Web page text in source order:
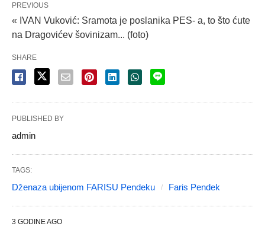
PREVIOUS
« IVAN Vuković: Sramota je poslanika PES- a, to što ćute
na Dragovićev šovinizam... (foto)
SHARE
PUBLISHED BY
admin
TAGS:
Dženaza ubijenom FARISU Pendeku Faris Pendek
3 GODINE AGO